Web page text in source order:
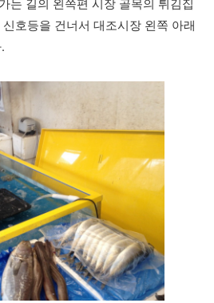
는 길의 왼쪽편 시장 골목의 튀김집
호등을 건너서 대조시장 왼쪽 아래